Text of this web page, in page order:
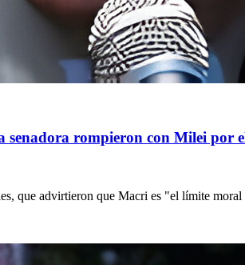
rompieron con Milei por
que advirtieron que Macri es "el límite